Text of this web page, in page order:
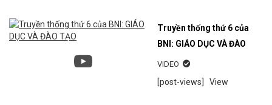
Truyền thống thứ 6 của
BNI: GIÁO DỤC VÀ ĐÀO
TẠO
VIDEO
[post-views] View